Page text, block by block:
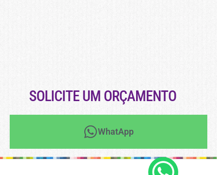
SOLICITE UM ORÇAMENTO
WhatApp